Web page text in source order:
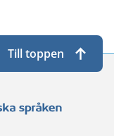
Till toppen